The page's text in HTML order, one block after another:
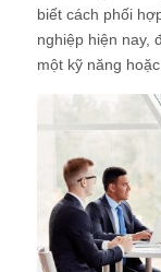
biết cách phối
nghiệp hiện nay,
một kỹ năng